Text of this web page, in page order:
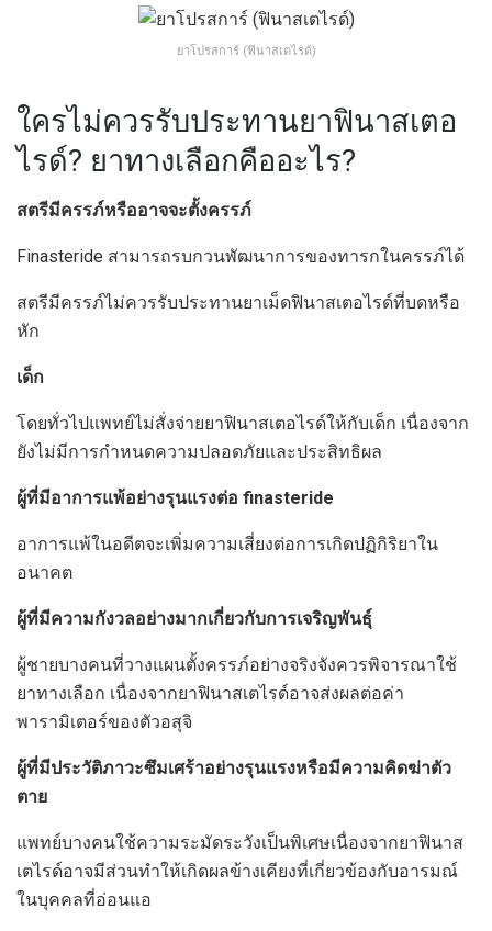
ยาโปรสการ์ (ฟินาสเตไรด์)
ใครไม่ควรรับประทานยาฟินาสเตอ
ไรด์? ยาทางเลือกคืออะไร?
สตรีมีครรภ์หรืออาจจะตั้งครรภ์
Finasteride สามารถรบกวนพัฒนาการของทารกในครรภ์ได้
สตรีมีครรภ์ไม่ควรรับประทานยาเม็ดฟินาสเตอไรด์ที่บดหรือ
หัก
เด็ก
โดยทั่วไปแพทย์ไม่สั่งจ่ายยาฟินาสเตอไรด์ให้กับเด็ก เนื่องจาก
ยังไม่มีการกำหนดความปลอดภัยและประสิทธิผล
ผู้ที่มีอาการแพ้อย่างรุนแรงต่อ finasteride
อาการแพ้ในอดีตจะเพิ่มความเสี่ยงต่อการเกิดปฏิกิริยาใน
อนาคต
ผู้ที่มีความกังวลอย่างมากเกี่ยวกับการเจริญพันธุ์
ผู้ชายบางคนที่วางแผนตั้งครรภ์อย่างจริงจังควรพิจารณาใช้
ยาทางเลือก เนื่องจากยาฟินาสเตไรด์อาจส่งผลต่อค่า
พารามิเตอร์ของตัวอสุจิ
ผู้ที่มีประวัติภาวะซึมเศร้าอย่างรุนแรงหรือมีความคิดฆ่าตัว
ตาย
แพทย์บางคนใช้ความระมัดระวังเป็นพิเศษเนื่องจากยาฟินาส
เตไรด์อาจมีส่วนทำให้เกิดผลข้างเคียงที่เกี่ยวข้องกับอารมณ์
ในบุคคลที่อ่อนแอ